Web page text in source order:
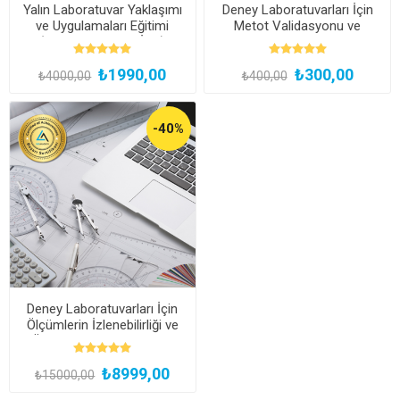
Yalın Laboratuvar Yaklaşımı
ve Uygulamaları Eğitimi
(Kayıttan Hemen İzle)
₺4000,00 ₺1990,00
Deney Laboratuvarları İçin
Metot Validasyonu ve
Verifikasyonu Webinarı
₺400,00 ₺300,00
-40%
Deney Laboratuvarları İçin
Ölçümlerin İzlenebilirliği ve
Ölçüm Belirsizliği Eğitimi
(Çevrimiçi Canlı veya
Kayıttan Hemen İzle)
₺15000,00 ₺8999,00